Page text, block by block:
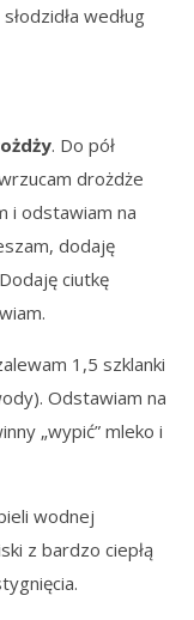
według
. Do pół
drożdże
i odstawiam na
dodaję
ciutkę
1,5 szklanki
Odstawiam na
„wypić” mleko i
wodnej
z bardzo ciepłą